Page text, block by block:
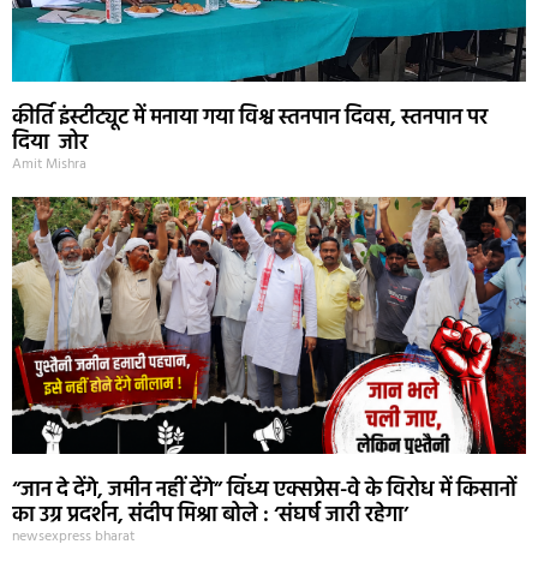
कीर्ति इंस्टीट्यूट में मनाया गया विश्व स्तनपान दिवस, स्तनपान पर
दिया जोर
Amit Mishra
“जान दे देंगे, जमीन नहीं देंगे” विंध्य एक्सप्रेस-वे के विरोध में किसानों
का उग्र प्रदर्शन, संदीप मिश्रा बोले : ‘संघर्ष जारी रहेगा’
newsexpress bharat